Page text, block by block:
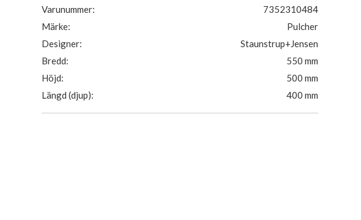
Varunummer:
7352310484
Märke:
Pulcher
Designer:
Staunstrup+Jensen
Bredd:
550 mm
Höjd:
500 mm
Längd (djup):
400 mm